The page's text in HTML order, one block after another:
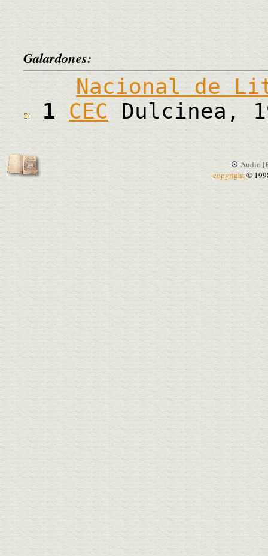
Galardones:
Nacional de
1 CEC Dulcinea,
Audio |
copyright©